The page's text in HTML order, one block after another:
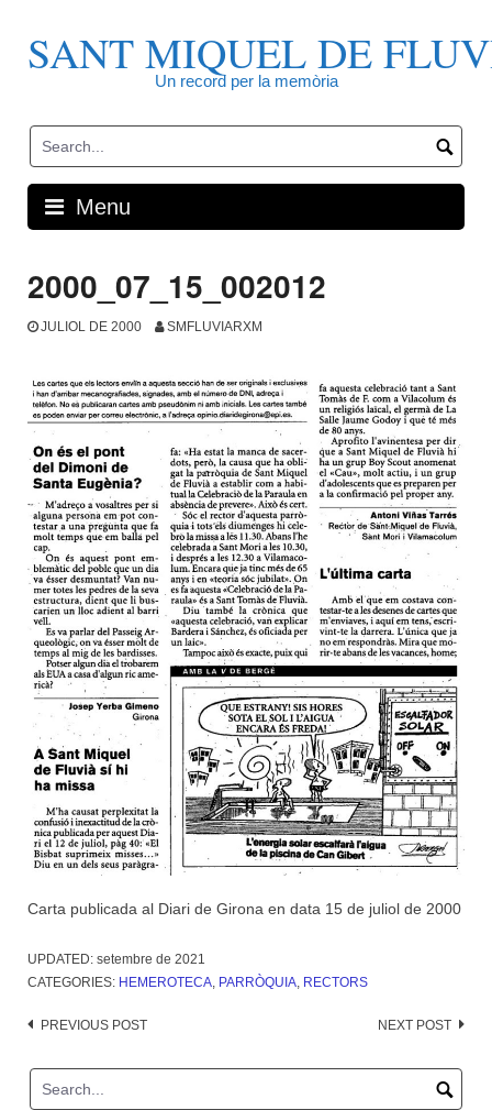
contentSANT MIQUEL DE
Un record per la memòria
Menu
2000_07_15_002012
JULIOL DE 2000 SMFLUVIARXM
Carta publicada al Diari de Girona en data 15 de juliol de 2000
UPDATED: setembre de 2021
CATEGORIES: HEMEROTECA, PARRÒQUIA, RECTORS
Post
PREVIOUS POST NEXT POST